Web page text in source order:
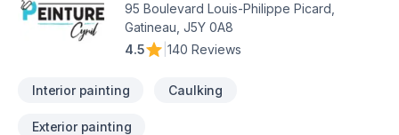
95 Boulevard Louis-Philippe Picard,
Gatineau, J5Y 0A8
4.5
140 Reviews
Interior painting Caulking
Exterior painting